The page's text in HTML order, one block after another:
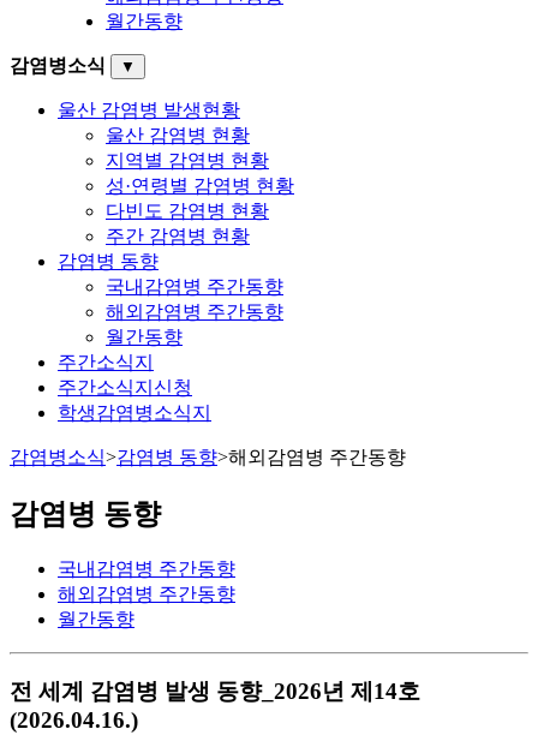
월간동향
감염병소식 ▼
울산 감염병 발생현황
울산 감염병 현황
지역별 감염병 현황
성·연령별 감염병 현황
다빈도 감염병 현황
주간 감염병 현황
감염병 동향
국내감염병 주간동향
해외감염병 주간동향
월간동향
주간소식지
주간소식지신청
학생감염병소식지
감염병소식>감염병 동향>해외감염병 주간동향
감염병 동향
국내감염병 주간동향
해외감염병 주간동향
월간동향
전 세계 감염병 발생 동향_2026년 제14호
(2026.04.16.)